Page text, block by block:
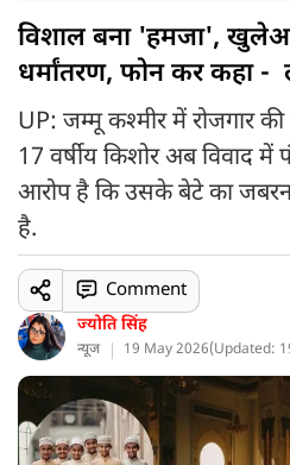
विशाल बना 'हमजा',
धर्मांतरण, फोन कर
UP: जम्मू कश्मीर में रोजगार
17 वर्षीय किशोर अब विवाद में
आरोप है कि उसके बेटे का जबरन
है.
ज्योति सिंह
न्यूज 19 May 2026(Updated:
Comment